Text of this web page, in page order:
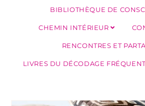
BIBLIOTHÈQUE DE
CHEMIN INTÉRIEUR
RENCONTRES ET
LIVRES DU DÉCODAGE